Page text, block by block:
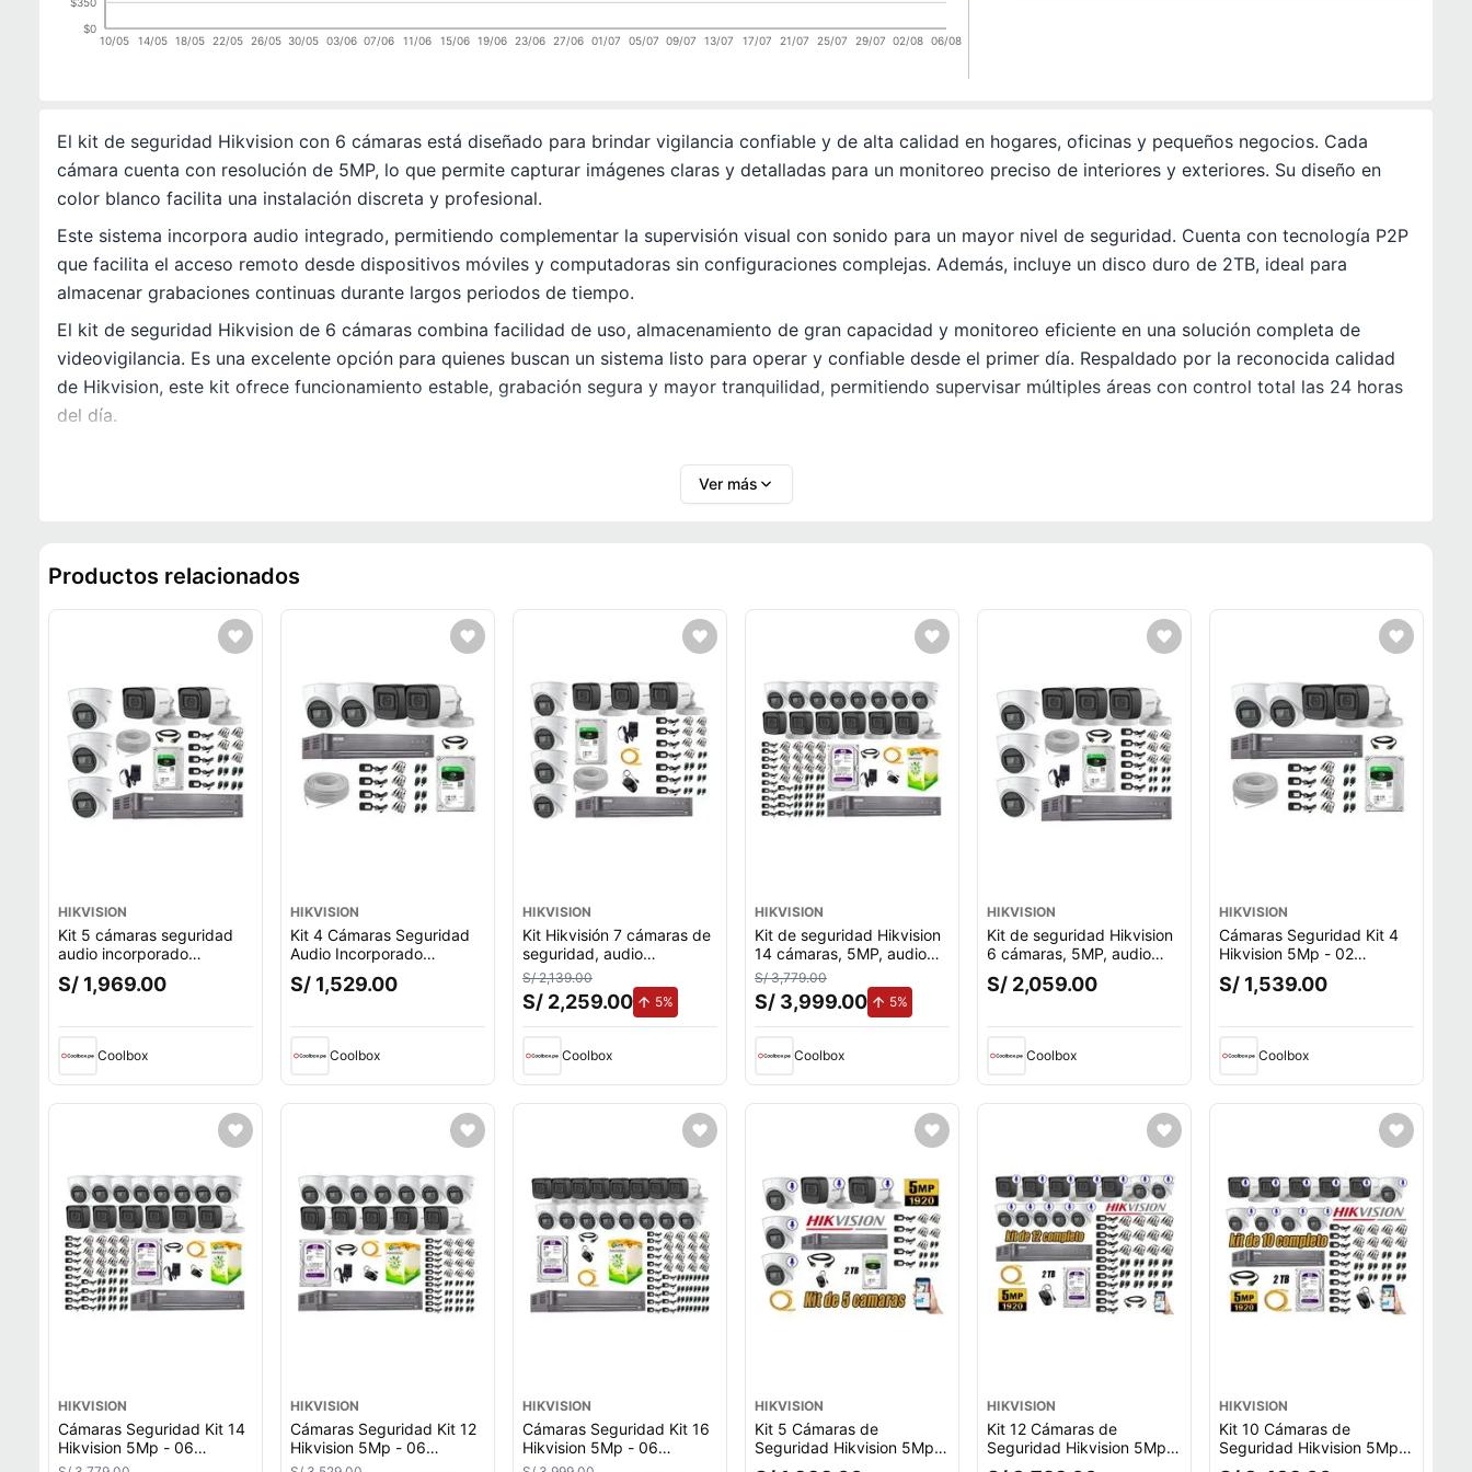
10/05 14/05 18/05 22/05 26/05 30/05 03/06 07/06 11/06 15/06 19/06 23/06 27/06 01/07 05/07 09/07 13/07 17/07 21/07 25/07 29/07 02/08 06/08
$0
El kit de seguridad Hikvision con 6 cámaras está diseñado para brindar vigilancia confiable y de alta calidad en hogares, oficinas y pequeños negocios. Cada
cámara cuenta con resolución de 5MP, lo que permite capturar imágenes claras y detalladas para un monitoreo preciso de interiores y exteriores. Su diseño en
color blanco facilita una instalación discreta y profesional.
Este sistema incorpora audio integrado, permitiendo complementar la supervisión visual con sonido para un mayor nivel de seguridad. Cuenta con tecnología P2P
que facilita el acceso remoto desde dispositivos móviles y computadoras sin configuraciones complejas. Además, incluye un disco duro de 2TB, ideal para
almacenar grabaciones continuas durante largos periodos de tiempo.
El kit de seguridad Hikvision de 6 cámaras combina facilidad de uso, almacenamiento de gran capacidad y monitoreo eficiente en una solución completa de
videovigilancia. Es una excelente opción para quienes buscan un sistema listo para operar y confiable desde el primer día. Respaldado por la reconocida calidad
de Hikvision, este kit ofrece funcionamiento estable, grabación segura y mayor tranquilidad, permitiendo supervisar múltiples áreas con control total las 24 horas
del día.
Ver más
Productos relacionados
HIKVISION
Kit 5 cámaras seguridad
audio incorporado
Hikvision 5mp completo
P2p + disco duro 2tb
S/ 1,969.00
Coolbox
HIKVISION
Kit 4 Cámaras Seguridad
Audio Incorporado
Hikvision 5Mp Completo
P2P + Disco Duro 2Tb
S/ 1,529.00
Coolbox
HIKVISION
Kit Hikvisión 7 cámaras de
seguridad, audio
incorporado, 5MP
completo P2p + Disco duro
2tb
S/ 2,139.00
S/ 2,259.00 5%
Coolbox
HIKVISION
Kit de seguridad Hikvision
14 cámaras, 5MP, audio
incorporado, P2p + disco
duro 2tb, blanco
S/ 3,779.00
S/ 3,999.00 5%
Coolbox
HIKVISION
Kit de seguridad Hikvision
6 cámaras, 5MP, audio
incorporado completo, P2p
+ disco duro 1tb, blanco
S/ 2,059.00
Coolbox
HIKVISION
Cámaras Seguridad Kit 4
Hikvision 5Mp - 02
Cámaras Audio
Incorporado + Disco Duro
S/ 1,539.00
Coolbox
HIKVISION
Cámaras Seguridad Kit 14
Hikvision 5Mp - 06
Cámaras Audio
HIKVISION
Cámaras Seguridad Kit 12
Hikvision 5Mp - 06
Cámaras Audio
HIKVISION
Cámaras Seguridad Kit 16
Hikvision 5Mp - 06
Cámaras Audio
HIKVISION
Kit 5 Cámaras de
Seguridad Hikvision 5Mp
Audio Incorporado
HIKVISION
Kit 12 Cámaras de
Seguridad Hikvision 5Mp
Audio Incorporado
HIKVISION
Kit 10 Cámaras de
Seguridad Hikvision 5Mp
Audio Incorporado